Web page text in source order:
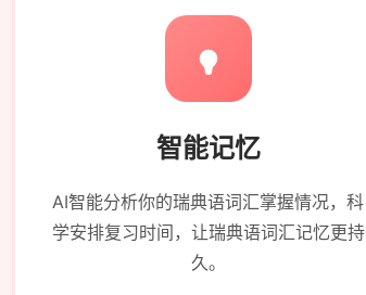
智能记忆
AI智能分析你的瑞典语词汇掌握情况，科
学安排复习时间，让瑞典语词汇记忆更持
久。